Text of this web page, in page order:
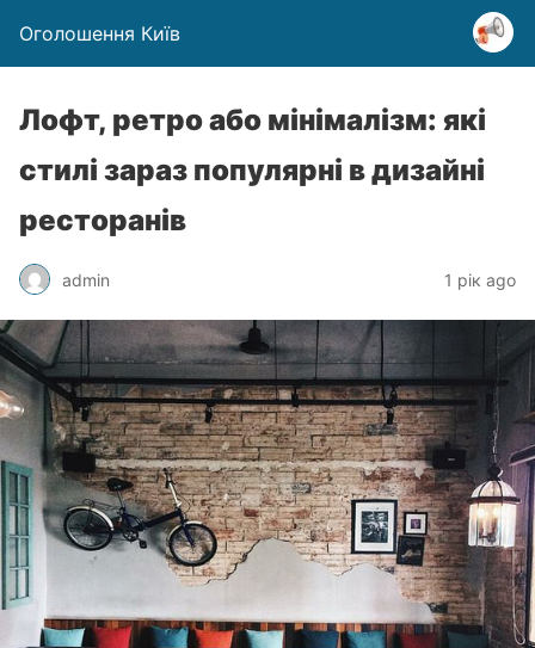
Оголошення Київ
Лофт, ретро або мінімалізм: які
стилі зараз популярні в дизайні
ресторанів
admin 1 рік ago